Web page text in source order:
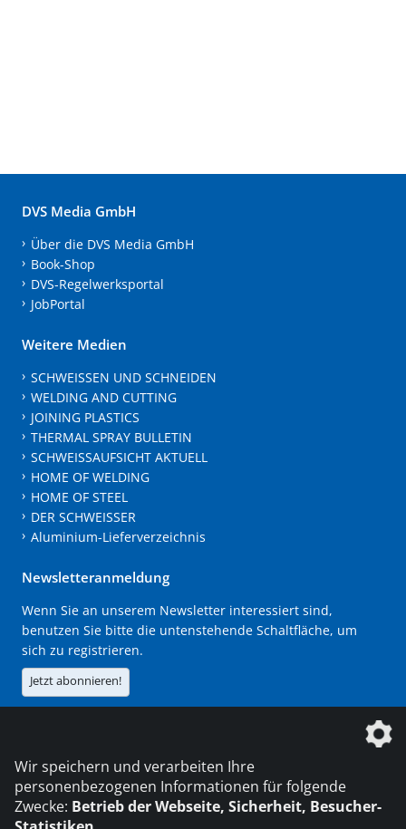
DVS Media GmbH
Über die DVS Media GmbH
Book-Shop
DVS-Regelwerksportal
JobPortal
Weitere Medien
SCHWEISSEN UND SCHNEIDEN
WELDING AND CUTTING
JOINING PLASTICS
THERMAL SPRAY BULLETIN
SCHWEISSAUFSICHT AKTUELL
HOME OF WELDING
HOME OF STEEL
DER SCHWEISSER
Aluminium-Lieferverzeichnis
Newsletteranmeldung
Wenn Sie an unserem Newsletter interessiert sind,
benutzen Sie bitte die untenstehende Schaltfläche, um
sich zu registrieren.
Jetzt abonnieren!
Die DVS Media GmbH ist ein Unternehmen der
Wir speichern und verarbeiten Ihre
personenbezogenen Informationen für folgende
Zwecke: Betrieb der Webseite, Sicherheit, Besucher-